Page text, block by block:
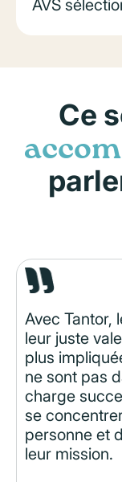
AVS
Ce
Avec Tantor,
leur juste
plus
ne sont pas
charge
se
personne et
leur mission.